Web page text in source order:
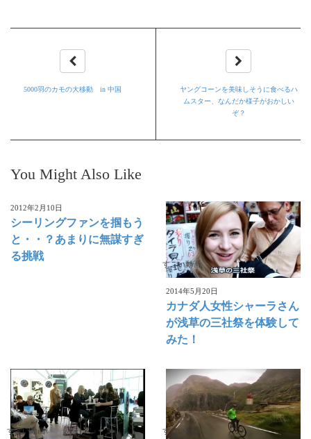
5000羽のカモの大移動 in 中国
ヤングコーンを美味しそうに食べるハ
ムスター、なんだか様子がおかしい
ぞ？
You Might Also Like
2012年2月10日
シーリングファンを掴もう
と・・？あまりに無謀すぎ
る挑戦
すごい動画
2014年5月20日
カナダ人女性シャーラさん
が浅草の三社祭を体験して
みた！
すごい動画 すごい動画